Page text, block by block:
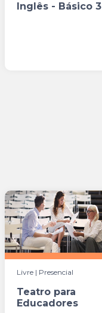
Inglês - Básico 3
Livre | Presencial
Teatro para
Educadores